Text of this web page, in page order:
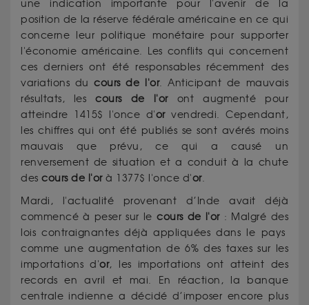
une indication importante pour l'avenir de la
position de la réserve fédérale américaine en ce qui
concerne leur politique monétaire pour supporter
l'économie américaine. Les conflits qui concernent
ces derniers ont été responsables récemment des
variations du cours de l'or. Anticipant de mauvais
résultats, lescours de l'oront augmenté pour
atteindre 1415$ l'once d'orvendredi. Cependant,
les chiffres qui ont été publiés se sont avérés moins
mauvais que prévu, ce qui a causé un
renversement de situation et a conduit à la chute
des cours de l'orà 1377$ l'once d'or.
Mardi, l'actualité provenant d’Inde avait déjà
commencé à peser sur le cours de l'or : Malgré des
lois contraignantes déjà appliquées dans le pays
comme une augmentation de 6% des taxes sur les
importations d'or, les importations ont atteint des
records en avril et mai. En réaction, la banque
centrale indienne a décidé d’imposer encore plus